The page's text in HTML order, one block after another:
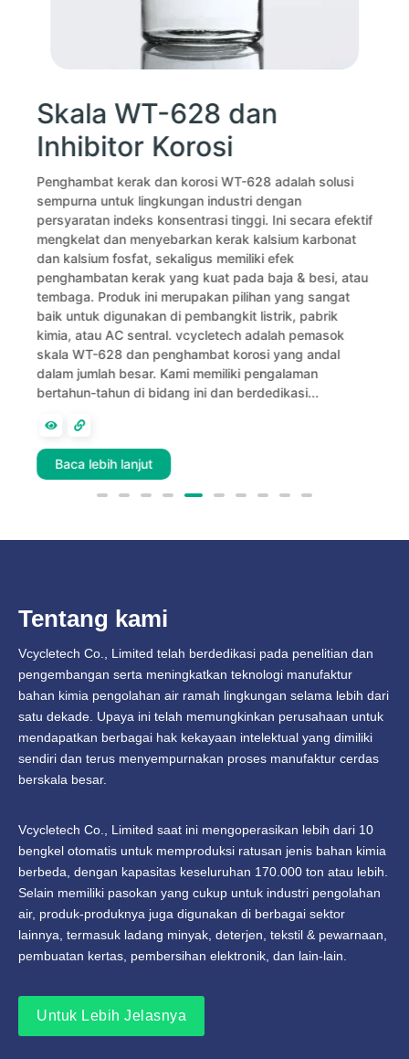
Skala WT-628 dan
Inhibitor Korosi
Penghambat kerak dan korosi WT-628 adalah solusi
sempurna untuk lingkungan industri dengan
persyaratan indeks konsentrasi tinggi. Ini secara efektif
mengkelat dan menyebarkan kerak kalsium karbonat
dan kalsium fosfat, sekaligus memiliki efek
penghambatan kerak yang kuat pada baja & besi, atau
tembaga. Produk ini merupakan pilihan yang sangat
baik untuk digunakan di pembangkit listrik, pabrik
kimia, atau AC sentral. vcycletech adalah pemasok
skala WT-628 dan penghambat korosi yang andal
dalam jumlah besar. Kami memiliki pengalaman
bertahun-tahun di bidang ini dan berdedikasi...
Baca lebih lanjut
Tentang kami
Vcycletech Co., Limited telah berdedikasi pada penelitian dan
pengembangan serta meningkatkan teknologi manufaktur
bahan kimia pengolahan air ramah lingkungan selama lebih dari
satu dekade. Upaya ini telah memungkinkan perusahaan untuk
mendapatkan berbagai hak kekayaan intelektual yang dimiliki
sendiri dan terus menyempurnakan proses manufaktur cerdas
berskala besar.
Vcycletech Co., Limited saat ini mengoperasikan lebih dari 10
bengkel otomatis untuk memproduksi ratusan jenis bahan kimia
berbeda, dengan kapasitas keseluruhan 170.000 ton atau lebih.
Selain memiliki pasokan yang cukup untuk industri pengolahan
air, produk-produknya juga digunakan di berbagai sektor
lainnya, termasuk ladang minyak, deterjen, tekstil & pewarnaan,
pembuatan kertas, pembersihan elektronik, dan lain-lain.
Untuk Lebih Jelasnya